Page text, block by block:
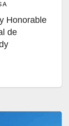
Honorable
de